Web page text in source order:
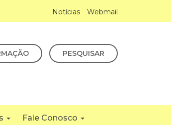
Notícias Webmail
PESQUISAR
Fale Conosco